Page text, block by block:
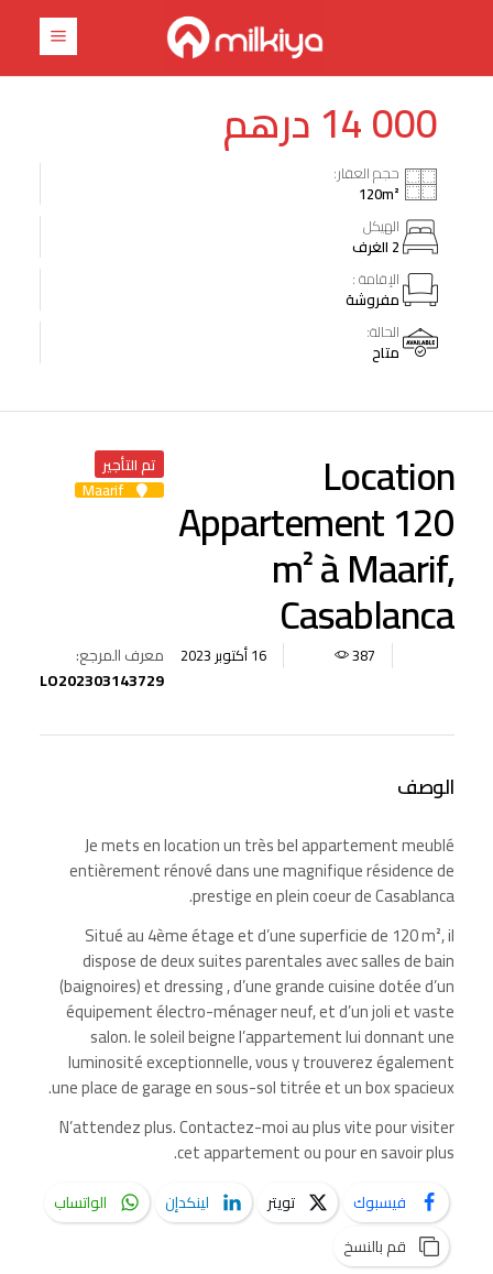
14 000درهم
حجم العقار:
120m²
الهيكل
2 الغرف
الإقامة :
مفروشة
الحالة:
متاح
Location
Appartement 120
m² à Maarif,
Casablanca
تم التأجير
Maarif
16 أكتوبر 2023 387
معرف المرجع:
LO202303143729
الوصف
Je mets en location un très bel appartement meublé
entièrement rénové dans une magnifique résidence de
prestige en plein coeur de Casablanca.
Situé au 4ème étage et d’une superficie de 120 m², il
dispose de deux suites parentales avec salles de bain
(baignoires) et dressing , d’une grande cuisine dotée d’un
équipement électro-ménager neuf, et d’un joli et vaste
salon. le soleil beigne l’appartement lui donnant une
luminosité exceptionnelle, vous y trouverez également
une place de garage en sous-sol titrée et un box spacieux.
N’attendez plus. Contactez-moi au plus vite pour visiter
cet appartement ou pour en savoir plus.
فيسبوك تويتر لينكدإن
الواتساب
قم بالنسخ